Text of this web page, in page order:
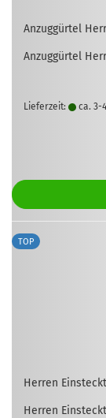
An­zug­gür­tel
An­zug­gür­tel
Lieferzeit: ca. 3-
TOP
Her­ren
Her­ren